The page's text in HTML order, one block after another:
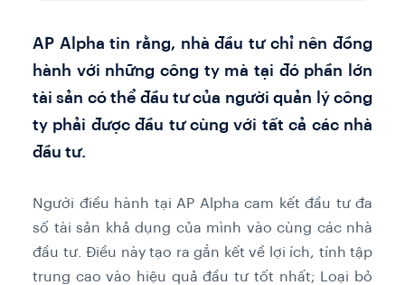
AP Alpha tin rằng, nhà đầu tư chỉ nên đồng
hành với những công ty mà tại đó phần lớn
tài sản có thể đầu tư của người quản lý công
ty phải được đầu tư cùng với tất cả các nhà
đầu tư.
Người điều hành tại AP Alpha cam kết đầu tư đa
số tài sản khả dụng của mình vào cùng các nhà
đầu tư. Điều này tạo ra gắn kết về lợi ích, tính tập
trung cao vào hiệu quả đầu tư tốt nhất; Loại bỏ